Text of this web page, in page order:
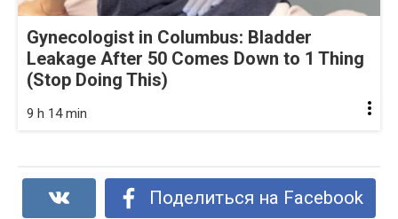
Gynecologist in Columbus: Bladder
Leakage After 50 Comes Down to 1 Thing
(Stop Doing This)
9 h 14 min
Поделиться на Facebook